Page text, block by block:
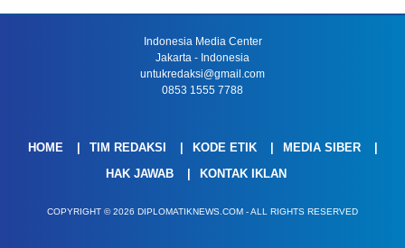
Indonesia Media Center
Jakarta - Indonesia
untukredaksi@gmail.com
0853 1555 7788
HOME TIM REDAKSI KODE ETIK
MEDIA SIBER
HAK JAWAB
KONTAK IKLAN
COPYRIGHT © 2026 DIPLOMATIKNEWS.COM - ALL RIGHTS RESERVED